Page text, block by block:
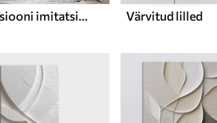
Kaasaegne abstraktsiooni imitatsioon maali Värvitud lilled